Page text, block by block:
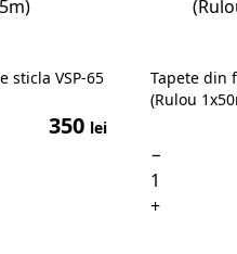
sticla VSP-65
350 lei
Tapete din
(Rulou
−
+